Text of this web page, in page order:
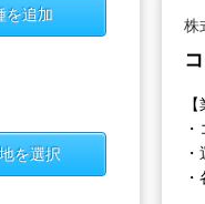
株
を追加
を選択